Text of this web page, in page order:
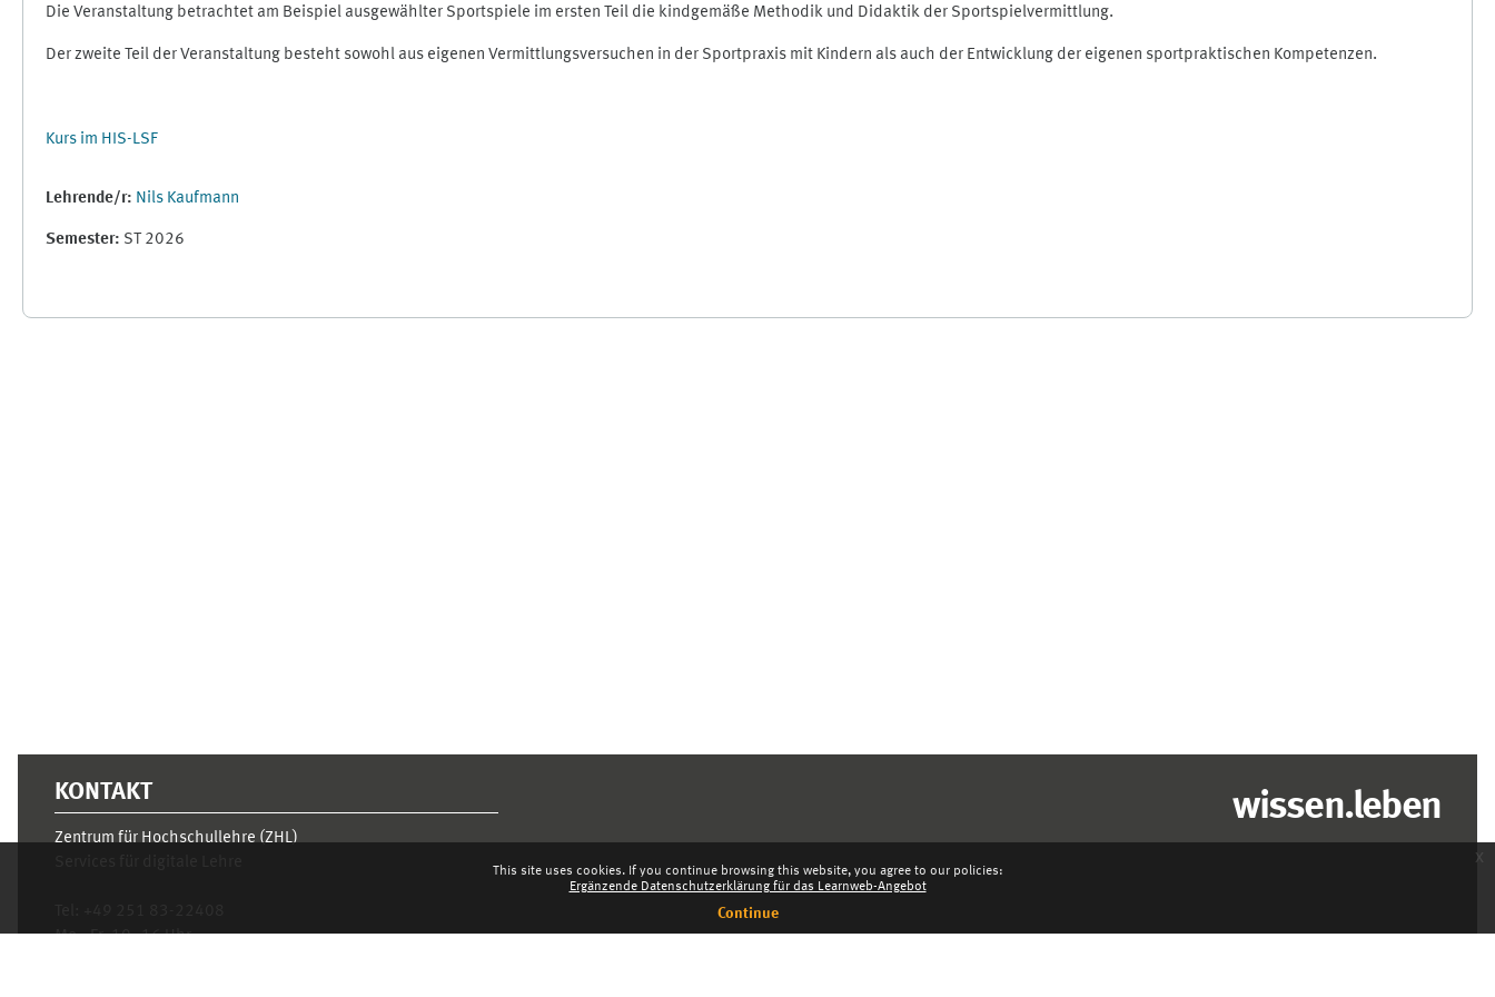
This site uses cookies. If you continue browsing this website, you agree to our policies:
Ergänzende Datenschutzerklärung für das Learnweb-Angebot
Continue
x
Die Veranstaltung betrachtet am Beispiel ausgewählter Sportspiele im ersten Teil die kindgemäße Methodik und Didaktik der Sportspielvermittlung.
Der zweite Teil der Veranstaltung besteht sowohl aus eigenen Vermittlungsversuchen in der Sportpraxis mit Kindern als auch der Entwicklung der eigenen sportpraktischen Kompetenzen.
Kurs im HIS-LSF
Lehrende/r: Nils Kaufmann
Semester: ST 2026
KONTAKT
Zentrum für Hochschullehre (ZHL)
Mo.- Fr. 10–16 Uhr
wissen.leben